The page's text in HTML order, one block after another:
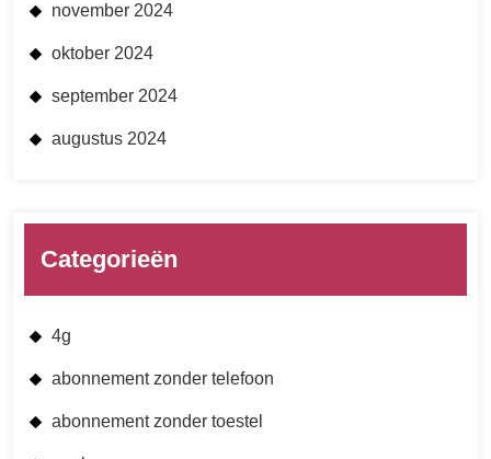
november 2024
oktober 2024
september 2024
augustus 2024
Categorieën
4g
abonnement zonder telefoon
abonnement zonder toestel